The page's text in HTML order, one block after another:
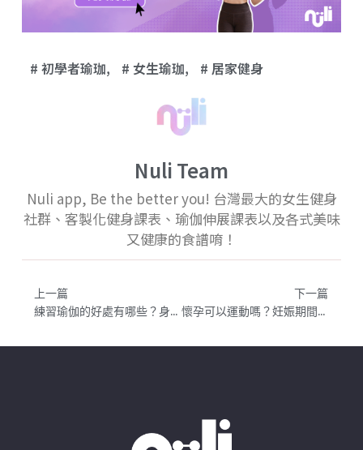
初學者瑜珈, 女生瑜珈, 居家健身
Nuli Team
Nuli app, Be the better you! 台灣最大的女生健身
社群、客製化健身課表、瑜伽伸展課表以及各式美味
又健康的食譜唷！
上一篇
練習瑜伽的好處有哪些？身體、心靈的影響｜新手瑜伽入門觀念
下一篇
懷孕可以運動嗎？妊娠期間健身指南｜各階段孕期的運動建議及注意事項